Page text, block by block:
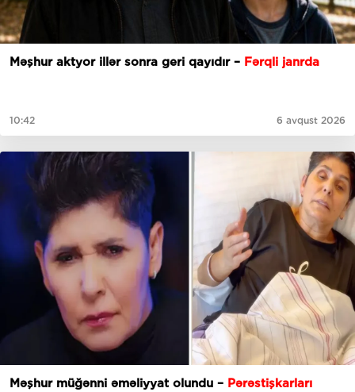
Məşhur aktyor illər sonra geri qayıdır – Fərqli janrda
10:42 6 avqust 2026
Məşhur müğənni əməliyyat olundu – Pərəstişkarları